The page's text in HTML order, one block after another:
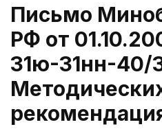
Письмо
РФ от
31ю-31нн-40/